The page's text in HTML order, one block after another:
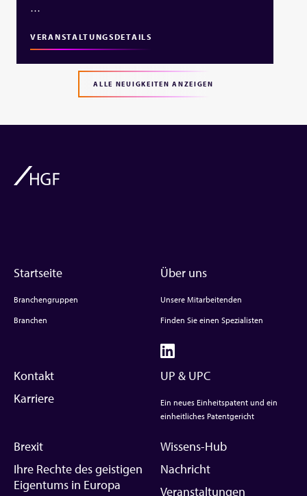
…
VERANSTALTUNGSDETAILS
ALLE NEUIGKEITEN ANZEIGEN
Startseite
Branchengruppen
Branchen
Über uns
Unsere Mitarbeitenden
Finden Sie einen Spezialisten
Kontakt
Karriere
UP & UPC
Ein neues Einheitspatent und ein
einheitliches Patentgericht
Brexit
Ihre Rechte des geistigen
Eigentums in Europa
Wissens-Hub
Nachricht
Veranstaltungen